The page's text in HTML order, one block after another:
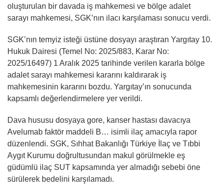
oluşturulan bir davada iş mahkemesi ve bölge adalet
sarayı mahkemesi, SGK’nın ilacı karşılaması sonucu verdi.
SGK’nın temyiz isteği üstüne dosyayı araştıran Yargıtay 10.
Hukuk Dairesi (Temel No: 2025/883, Karar No:
2025/16497) 1 Aralık 2025 tarihinde verilen kararla bölge
adalet sarayı mahkemesi kararını kaldırarak iş
mahkemesinin kararını bozdu. Yargıtay’ın sonucunda
kapsamlı değerlendirmelere yer verildi.
Dava hususu dosyaya gore, kanser hastası davacıya
Avelumab faktör maddeli B… isimli ilaç amacıyla rapor
düzenlendi. SGK, Sıhhat Bakanlığı Türkiye İlaç ve Tıbbi
Aygıt Kurumu doğrultusundan makul görülmekle eş
güdümlü ilaç SUT kapsamında yer almadığı sebebi öne
sürülerek bedelini karşılamadı.